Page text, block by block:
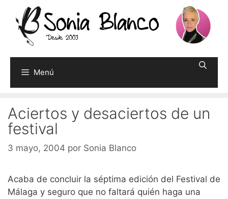
contenido
Menú
Aciertos y desaciertos de un
festival
3 mayo, 2004 por Sonia Blanco
Acaba de concluir la séptima edición del Festival de
Málaga y seguro que no faltará quién haga una